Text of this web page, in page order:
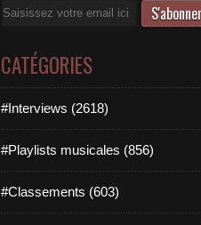
Email
CATÉGORIES
#Interviews (2618)
#Playlists musicales (856)
#Classements (603)